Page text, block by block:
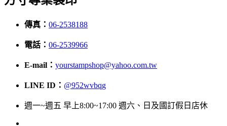
傳真： 06-2538188
電話： 06-2539966
E-mail： yourstampshop@yahoo.com.tw
LINE ID： @952wvbqg
週一~週五 早上8:00~17:00 週六、日及國訂假日店休